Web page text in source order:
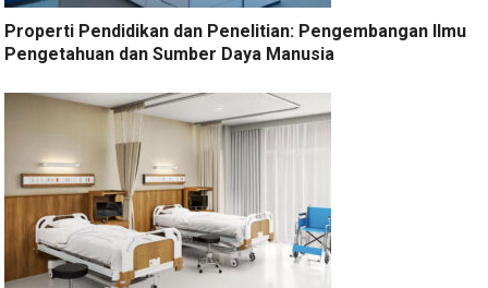
Properti Pendidikan dan Penelitian: Pengembangan Ilmu
Pengetahuan dan Sumber Daya Manusia